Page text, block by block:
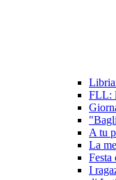
FLL:
A tu
La
Festa
I